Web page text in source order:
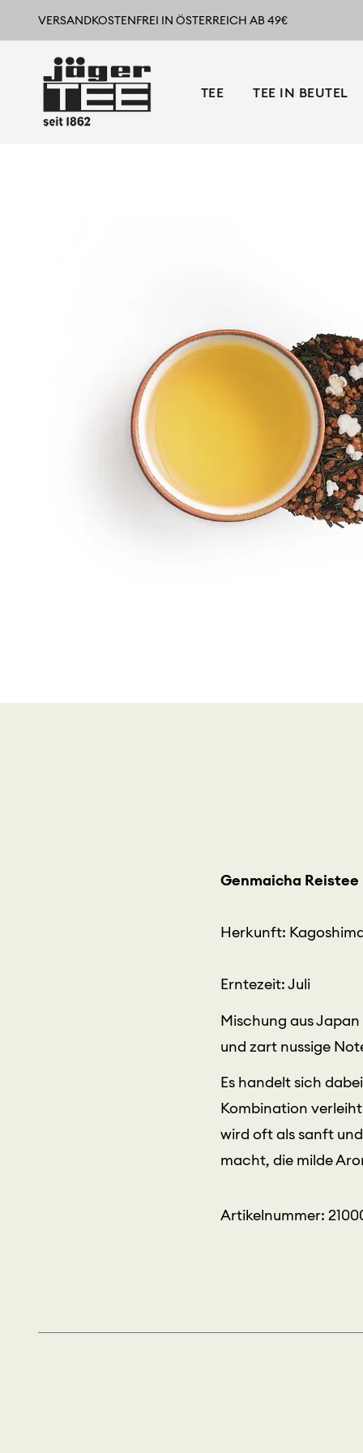
VERSANDKOSTENFREI IN ÖSTERREICH AB 49€
TEE TEE IN BEUTEL
Genmaicha Reistee
Herkunft:
Erntezeit: Juli
Mischung aus
und zart nussige
Es handelt sich
Kombination
wird oft als sanft
macht, die milde
Artikelnummer: